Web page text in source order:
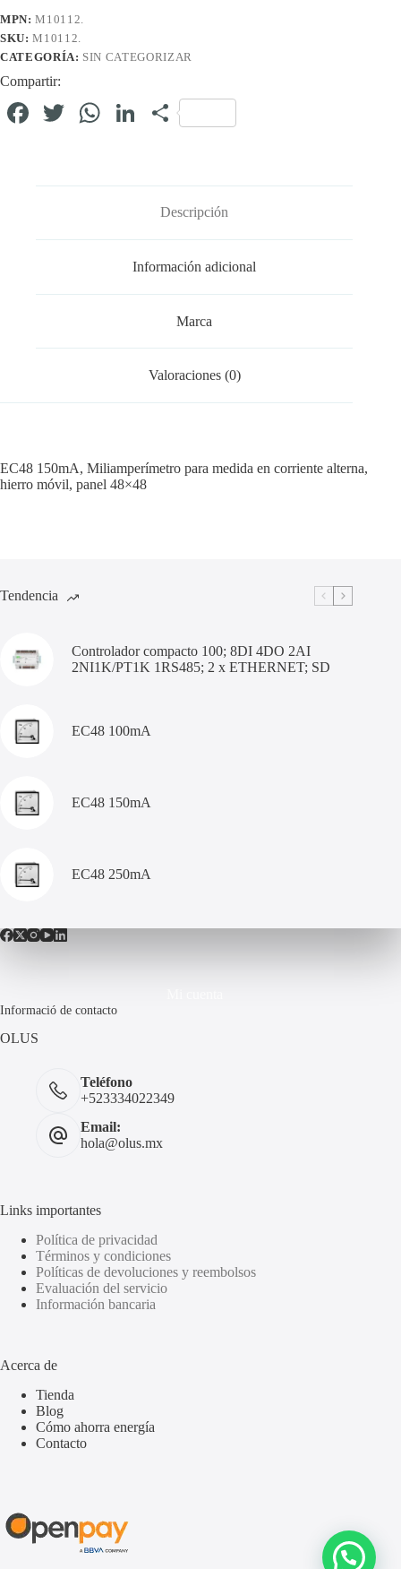
MPN:M10112.
SKU:M10112.
CATEGORÍA: SIN CATEGORIZAR
Compartir:
Fa T
W
Li
In
C
pa
rti
r
Descripción
Información adicional
Marca
Valoraciones (0)
EC48 150mA, Miliamperímetro para medida en corriente alterna,
hierro móvil, panel 48×48
Tendencia
Controlador compacto 100; 8DI 4DO 2AI
2NI1K/PT1K 1RS485; 2 x ETHERNET; SD
EC48 100mA
EC48 150mA
EC48 250mA
Informació de contacto
OLUS
Teléfono
+523334022349
Email:
hola@olus.mx
Links importantes
Política de privacidad
Términos y condiciones
Políticas de devoluciones y reembolsos
Evaluación del servicio
Información bancaria
Acerca de
Tienda
Blog
Cómo ahorra energía
Contacto